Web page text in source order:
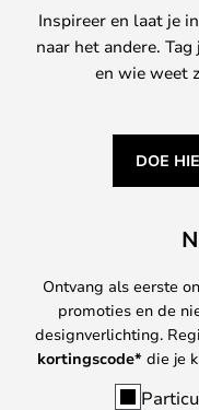
Inspireer en laat je
naar het andere.
en wie weet
DOE
Ontvang als eerste
promoties en de
designverlichting.
kortingscode* die je